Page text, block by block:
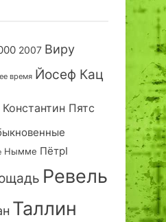
2007 Виру
время Йосеф Кац
Константин Пятс
Нымме ПётрI
Ревель
Таллин